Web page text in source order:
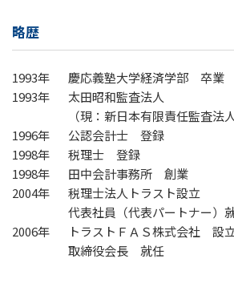
略歴
1993年
慶応義塾大学経済学部 卒業
1993年
太田昭和監査法人
（現：新日本有限責任監査法
1996年
公認会計士 登録
1998年
税理士 登録
1998年
田中会計事務所 創業
2004年
税理士法人トラスト設立
代表社員（代表パートナー）
2006年
トラストＦＡＳ株式会社 設
取締役会長 就任